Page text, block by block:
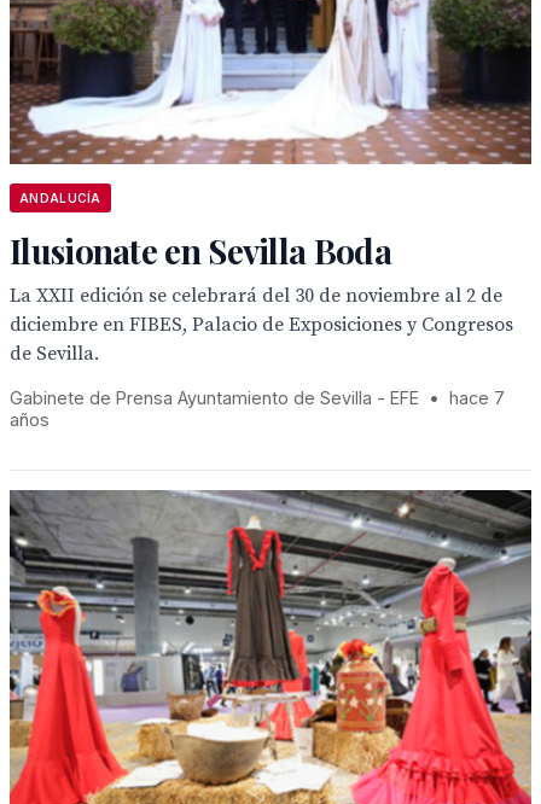
ANDALUCÍA
Ilusionate en Sevilla Boda
La XXII edición se celebrará del 30 de noviembre al 2 de
diciembre en FIBES, Palacio de Exposiciones y Congresos
de Sevilla.
Gabinete de Prensa Ayuntamiento de Sevilla - EFE • hace 7
años